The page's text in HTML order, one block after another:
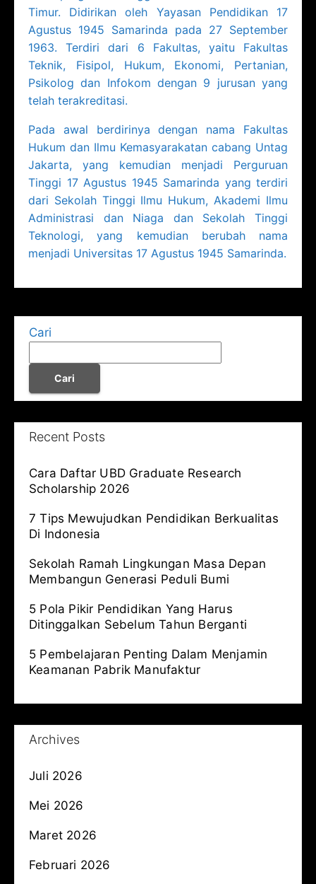
Timur. Didirikan oleh Yayasan Pendidikan 17
Agustus 1945 Samarinda pada 27 September
1963. Terdiri dari 6 Fakultas, yaitu Fakultas
Teknik, Fisipol, Hukum, Ekonomi, Pertanian,
Psikolog dan Infokom dengan 9 jurusan yang
telah terakreditasi.
Pada awal berdirinya dengan nama Fakultas
Hukum dan Ilmu Kemasyarakatan cabang Untag
Jakarta, yang kemudian menjadi Perguruan
Tinggi 17 Agustus 1945 Samarinda yang terdiri
dari Sekolah Tinggi Ilmu Hukum, Akademi Ilmu
Administrasi dan Niaga dan Sekolah Tinggi
Teknologi, yang kemudian berubah nama
menjadi Universitas 17 Agustus 1945 Samarinda.
Cari
Cari
Recent Posts
Cara Daftar UBD Graduate Research
Scholarship 2026
7 Tips Mewujudkan Pendidikan Berkualitas
Di Indonesia
Sekolah Ramah Lingkungan Masa Depan
Membangun Generasi Peduli Bumi
5 Pola Pikir Pendidikan Yang Harus
Ditinggalkan Sebelum Tahun Berganti
5 Pembelajaran Penting Dalam Menjamin
Keamanan Pabrik Manufaktur
Archives
Juli 2026
Mei 2026
Maret 2026
Februari 2026